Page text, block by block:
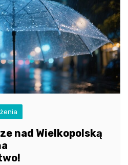
nad Wielkopolską